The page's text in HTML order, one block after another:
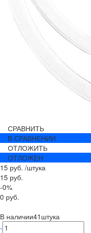
СРАВНИТЬ
В СРАВНЕНИИ
ОТЛОЖИТЬ
ОТЛОЖЕН
15 руб. /штука
15 руб.
-0%
0 руб.
В наличии41 штука
-